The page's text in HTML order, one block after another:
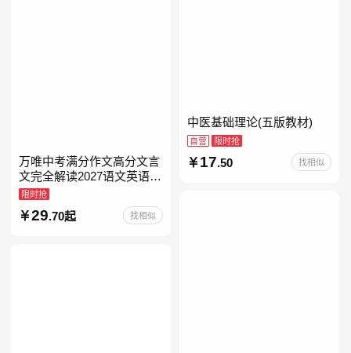
中医基础理论(五版教材)
自营 限时抢
17.50 找相似
万唯中考满分作文高分文言
文完全解读2027语文英语初
中作文万维中考现代文古诗
文阅读名著阅读考点精练古
诗文60篇文言文实词
限时抢
29.70起 找相似